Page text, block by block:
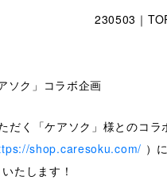
230503｜
ソク」コラボ企画
く「ケアソク」様とのコラ
shop.caresoku.com/ ）
たします！